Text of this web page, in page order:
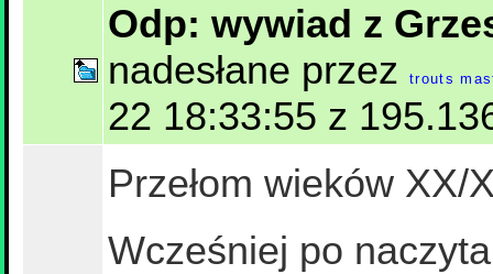
Odp: wywiad z
nadesłane przez
trouts
22 18:33:55 z
Przełom wieków
Wcześniej po